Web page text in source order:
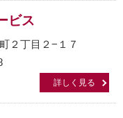
ビス
２丁目２−１７
詳しく見る